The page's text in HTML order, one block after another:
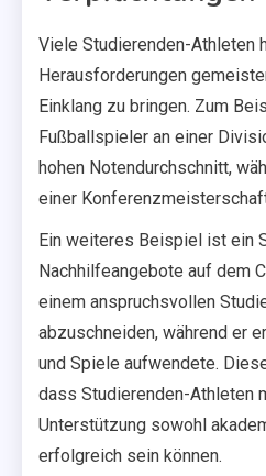
Viele Studierenden-Athleten
Herausforderungen
Einklang zu bringen. Zum
Fußballspieler an einer
hohen Notendurchschnitt,
einer
Ein weiteres Beispiel ist ein
Nachhilfeangebote auf dem
einem anspruchsvollen
abzuschneiden, während er
und Spiele aufwendete.
dass Studierenden-Athleten
Unterstützung sowohl
erfolgreich sein können.